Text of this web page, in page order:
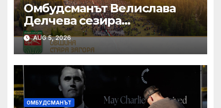
Омбудсманът Велислава
Делчева сезира
Конституционния съд за
„замразяването“ на
минималната работна
заплата и промените в
отчитането на трудовия
стаж
AUG 5, 2026
ОМБУДСМАНЪТ